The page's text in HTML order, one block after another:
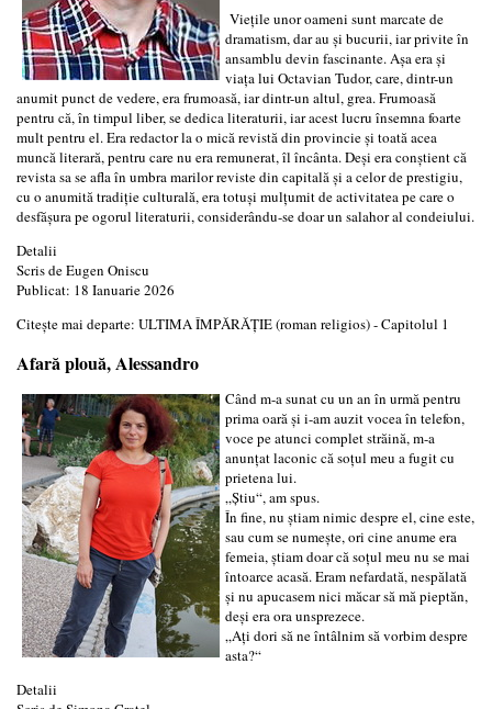
Viețile unor oameni sunt marcate de
dramatism, dar au și bucurii, iar privite în
ansamblu devin fascinante. Așa era și
viața lui Octavian Tudor, care, dintr-un
anumit punct de vedere, era frumoasă, iar dintr-un altul, grea. Frumoasă
pentru că, în timpul liber, se dedica literaturii, iar acest lucru însemna foarte
mult pentru el. Era redactor la o mică revistă din provincie și toată acea
muncă literară, pentru care nu era remunerat, îl încânta. Deși era conștient că
revista sa se afla în umbra marilor reviste din capitală și a celor de prestigiu,
cu o anumită tradiție culturală, era totuși mulțumit de activitatea pe care o
desfășura pe ogorul literaturii, considerându-se doar un salahor al condeiului.
Detalii
Scris deEugen Oniscu
Publicat: 18 Ianuarie 2026
Citește mai departe: ULTIMA ÎMPĂRĂȚIE (roman religios) - Capitolul 1
Afară plouă, Alessandro
Când m-a sunat cu un an în urmă pentru
prima oară și i-am auzit vocea în telefon,
voce pe atunci complet străină, m-a
anunțat laconic că soțul meu a fugit cu
prietena lui.
„Știu“, am spus.
În fine, nu știam nimic despre el, cine este,
sau cum se numește, ori cine anume era
femeia, știam doar că soțul meu nu se mai
întoarce acasă. Eram nefardată, nespălată
şi nu apucasem nici măcar să mă pieptăn,
deşi era ora unsprezece.
„Ați dori să ne întâlnim să vorbim despre
asta?“
Detalii